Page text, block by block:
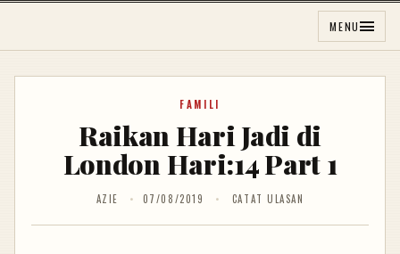
MENU
FAMILI
Raikan Hari Jadi di
London Hari:14 Part 1
AZIE 07/08/2019 CATAT ULASAN